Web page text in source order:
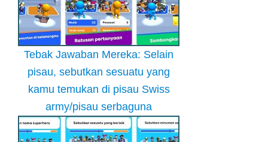
Tebak Jawaban Mereka: Selain
pisau, sebutkan sesuatu yang
kamu temukan di pisau Swiss
army/pisau serbaguna